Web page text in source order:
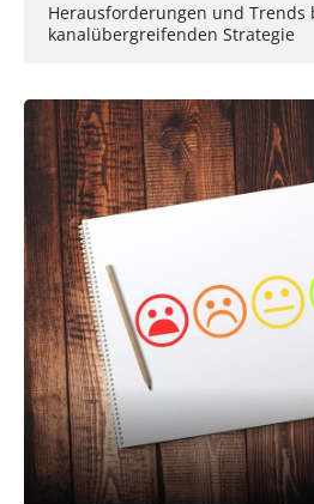
Herausforderungen und Trends
kanalübergreifenden Strategie